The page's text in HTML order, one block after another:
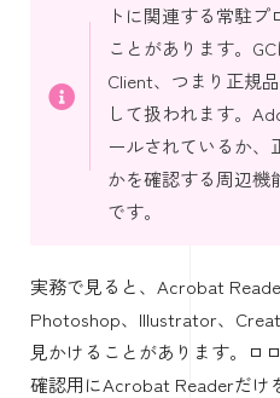
トに関連する常駐
ことがあります。
Client、つまり正規
して扱われます。
ールされているか、
かを確認する周辺機
です。
実務で見ると、Acrobat
Photoshop、Illustrator、
見かけることがあります。ロ
確認用にAcrobat Readerだけ